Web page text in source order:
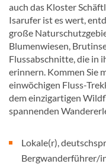
auch das Kloster
Isarufer ist es wert,
große
Blumenwiesen,
Flussabschnitte, die in
erinnern. Kommen Sie
einwöchigen Fluss-
dem einzigartigen
spannenden
Lokale(r),
Bergwanderführer/